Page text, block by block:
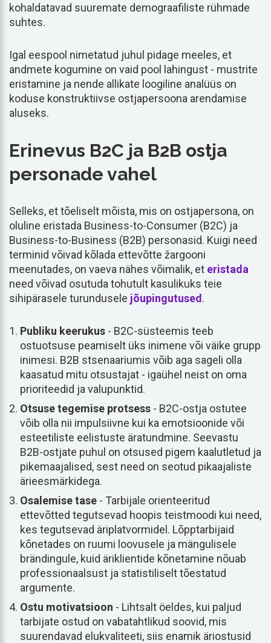
kohaldatavad suuremate demograafiliste rühmade
suhtes.
Igal eespool nimetatud juhul pidage meeles, et
andmete kogumine on vaid pool lahingust - mustrite
eristamine ja nende allikate loogiline analüüs on
koduse konstruktiivse ostjapersoona arendamise
aluseks.
Erinevus B2C ja B2B ostja
personade vahel
Selleks, et tõeliselt mõista, mis on ostjapersona, on
oluline eristada Business-to-Consumer (B2C) ja
Business-to-Business (B2B) personasid. Kuigi need
terminid võivad kõlada ettevõtte žargooni
meenutades, on vaeva nähes võimalik, et eristada
need võivad osutuda tohutult kasulikuks teie
sihipärasele turundusele jõupingutused .
Publiku keerukus - B2C-süsteemis teeb
ostuotsuse peamiselt üks inimene või väike grupp
inimesi. B2B stsenaariumis võib aga sageli olla
kaasatud mitu otsustajat - igaühel neist on oma
prioriteedid ja valupunktid.
Otsuse tegemise protsess - B2C-ostja ostutee
võib olla nii impulsiivne kui ka emotsioonide või
esteetiliste eelistuste äratundmine. Seevastu
B2B-ostjate puhul on otsused pigem kaalutletud ja
pikemaajalised, sest need on seotud pikaajaliste
ärieesmärkidega.
Osalemise tase - Tarbijale orienteeritud
ettevõtted tegutsevad hoopis teistmoodi kui need,
kes tegutsevad äriplatvormidel. Lõpptarbijaid
kõnetades on ruumi loovusele ja mängulisele
brändingule, kuid äriklientide kõnetamine nõuab
professionaalsust ja statistiliselt tõestatud
argumente.
Ostu motivatsioon - Lihtsalt öeldes, kui paljud
tarbijate ostud on vabatahtlikud soovid, mis
suurendavad elukvaliteeti, siis enamik äriostusid